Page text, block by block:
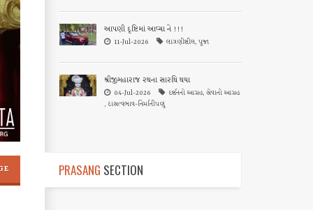
આપણી દૃષ્ટિમાં આવ્યા ને !!!
11-Jul-2026 લાગણીશીલ, પૂજા
શ્રીજીમહારાજ રથના સારથિ થયા
04-Jul-2026
દર્શનનો આગ્રહ, સેવાનો આગ્રહ
, દાસત્વભાવ-નિર્માનીપણું
PRASANG SECTION